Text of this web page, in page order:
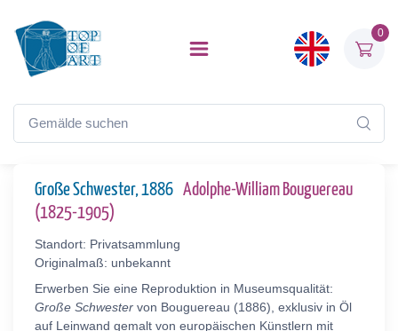
0
Große Schwester, 1886 Adolphe-William Bouguereau
(1825-1905)
Standort: Privatsammlung
Originalmaß: unbekannt
Erwerben Sie eine Reproduktion in Museumsqualität:
Große Schwester von Bouguereau (1886), exklusiv in Öl
auf Leinwand gemalt von europäischen Künstlern mit